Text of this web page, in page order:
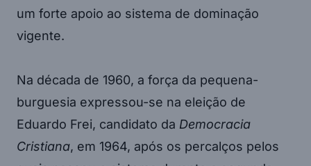
um forte apoio ao sistema de dominação
vigente.
Na década de 1960, a força da pequena-
burguesia expressou-se na eleição de
Eduardo Frei, candidato da Democracia
Cristiana, em 1964, após os percalços pelos